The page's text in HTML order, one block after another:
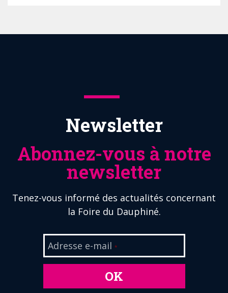
Newsletter
Abonnez-vous à notre
newsletter
Tenez-vous informé des actualités concernant
la Foire du Dauphiné.
Adresse e-mail *
OK